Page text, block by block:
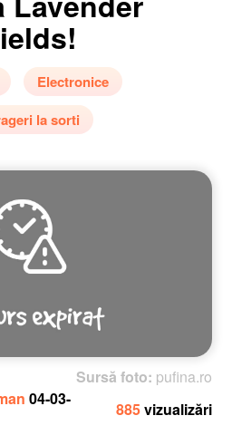
Electronice
la sorti
Sursă foto:pufina.ro
04-03-
885vizualizări